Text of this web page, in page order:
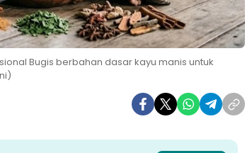
Bugis berbahan dasar kayu manis untuk